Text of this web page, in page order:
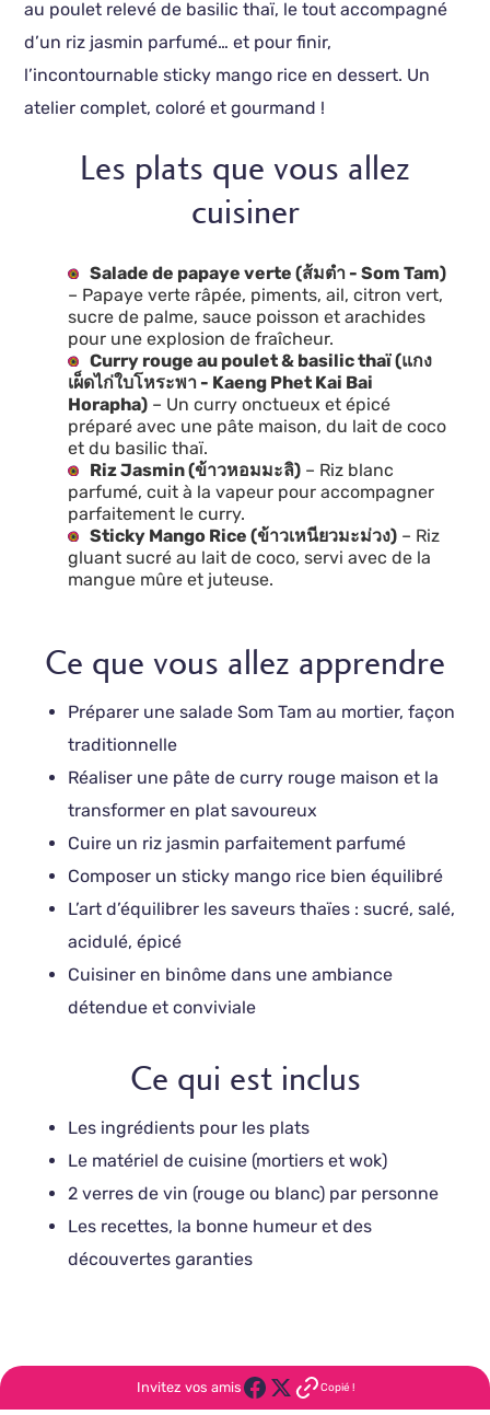
au poulet relevé de basilic thaï, le tout accompagné
d’un riz jasmin parfumé… et pour finir,
l’incontournable sticky mango rice en dessert. Un
atelier complet, coloré et gourmand !
Les plats que vous allez
cuisiner
Salade de papaye verte (ส้มตำ - Som Tam)
– Papaye verte râpée, piments, ail, citron vert,
sucre de palme, sauce poisson et arachides
pour une explosion de fraîcheur.
Curry rouge au poulet & basilic thaï (แกง
เผ็ดไก่ใบโหระพา - Kaeng Phet Kai Bai
Horapha) – Un curry onctueux et épicé
préparé avec une pâte maison, du lait de coco
et du basilic thaï.
Riz Jasmin (ข้าวหอมมะลิ) – Riz blanc
parfumé, cuit à la vapeur pour accompagner
parfaitement le curry.
Sticky Mango Rice (ข้าวเหนียวมะม่วง) – Riz
gluant sucré au lait de coco, servi avec de la
mangue mûre et juteuse.
Ce que vous allez apprendre
Préparer une salade Som Tam au mortier, façon
traditionnelle
Réaliser une pâte de curry rouge maison et la
transformer en plat savoureux
Cuire un riz jasmin parfaitement parfumé
Composer un sticky mango rice bien équilibré
L’art d’équilibrer les saveurs thaïes : sucré, salé,
acidulé, épicé
Cuisiner en binôme dans une ambiance
détendue et conviviale
Ce qui est inclus
Les ingrédients pour les plats
Le matériel de cuisine (mortiers et wok)
2 verres de vin (rouge ou blanc) par personne
Les recettes, la bonne humeur et des
découvertes garanties
Invitez vos amis Copié !